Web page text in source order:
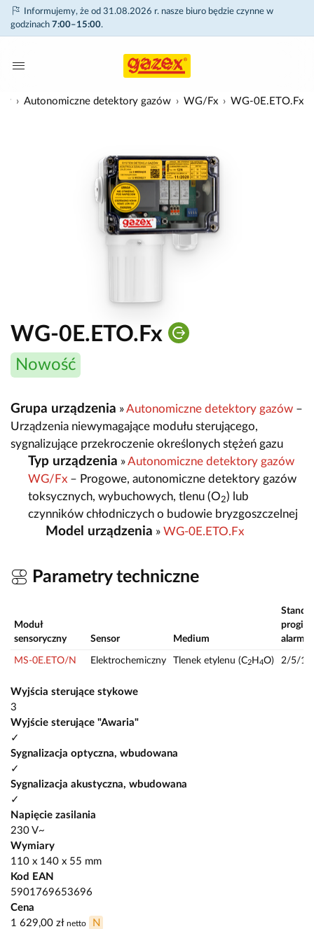
Informujemy, że od 31.08.2026 r. nasze biuro będzie czynne w
godzinach 7:00–15:00.
Autonomiczne detektory gazów WG/Fx WG-0E.ETO.Fx
WG-0E.ETO.Fx
Nowość
Grupa urządzenia »Autonomiczne detektory gazów –
Urządzenia niewymagające modułu sterującego,
sygnalizujące przekroczenie określonych stężeń gazu
Typ urządzenia »Autonomiczne detektory gazów
WG/Fx – Progowe, autonomiczne detektory gazów
toksycznych, wybuchowych, tlenu (O2) lub
czynników chłodniczych o budowie bryzgoszczelnej
Model urządzenia » WG-0E.ETO.Fx
Parametry techniczne
Moduł
sensoryczny
Sensor Medium
progi
MS-0E.ETO/N Elektrochemiczny Tlenek etylenu (C2 H 4O) 2/5/10
Wyjścia sterujące stykowe
3
Wyjście sterujące "Awaria"
✓
Sygnalizacja optyczna, wbudowana
✓
Sygnalizacja akustyczna, wbudowana
✓
Napięcie zasilania
230 V~
Wymiary
110 x 140 x 55 mm
Kod EAN
5901769653696
Cena
1 629,00 zł netto N